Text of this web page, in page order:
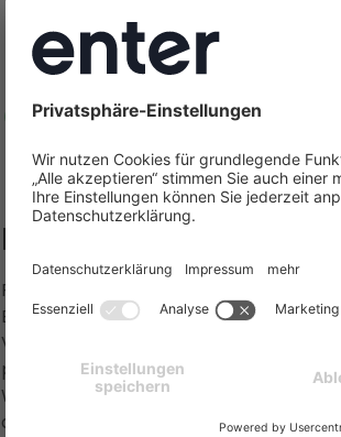
Bundeswirtschaftsministeriums
Vergütung für Neuanlagen unter
Enter ist Deutschlands größter
Netzanmeldung bei den
Förderprozesses, 2 Jahre Vor-
Lohnt sich eine PV-
Pforzheim bietet als Standort am
Bedingungen: Die Hügellandschaft an
Verschattung, und viele Satteldächer
prinzipiell gut für eine Photovoltaik-
Wirtschaftlichkeit ist weniger die
aus Eigenverbrauchsquote,